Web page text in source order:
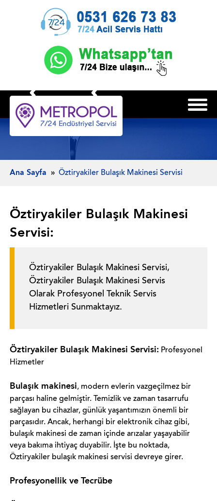
Ana Sayfa Öztiryakiler Bulaşık Makinesi Servisi
Öztiryakiler Bulaşık Makinesi
Servisi:
Öztiryakiler Bulaşık Makinesi Servisi,
Öztiryakiler Bulaşık Makinesi Servis
Olarak Profesyonel Teknik Servis
Hizmetleri Sunmaktayız.
Öztiryakiler Bulaşık Makinesi Servisi: Profesyonel
Hizmetler
Bulaşık makinesi, modern evlerin vazgeçilmez bir
parçası haline gelmiştir. Temizlik ve zaman tasarrufu
sağlayan bu cihazlar, günlük yaşantımızın önemli bir
parçasıdır. Ancak, herhangi bir elektronik cihaz gibi,
bulaşık makinesi de zaman içinde arızalar yaşayabilir
veya bakıma ihtiyaç duyabilir. İşte bu noktada,
Öztiryakiler bulaşık makinesi servisi devreye girer.
Profesyonellik ve Tecrübe